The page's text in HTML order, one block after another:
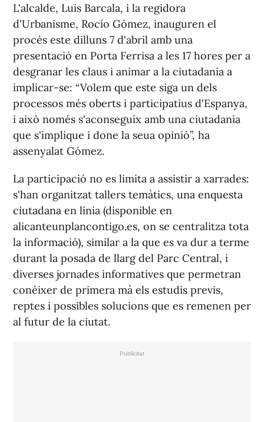
L'alcalde, Luis Barcala, i la regidora
d'Urbanisme, Rocío Gómez, inauguren el
procés este dilluns 7 d'abril amb una
presentació en Porta Ferrisa a les 17 hores per a
desgranar les claus i animar a la ciutadania a
implicar-se: “Volem que este siga un dels
processos més oberts i participatius d'Espanya,
i això només s'aconseguix amb una ciutadania
que s'implique i done la seua opinió”, ha
assenyalat Gómez.
La participació no es limita a assistir a xarrades:
s'han organitzat tallers temàtics, una enquesta
ciutadana en línia (disponible en
alicanteunplancontigo.es, on se centralitza tota
la informació), similar a la que es va dur a terme
durant la posada de llarg del Parc Central, i
diverses jornades informatives que permetran
conéixer de primera mà els estudis previs,
reptes i possibles solucions que es remenen per
al futur de la ciutat.